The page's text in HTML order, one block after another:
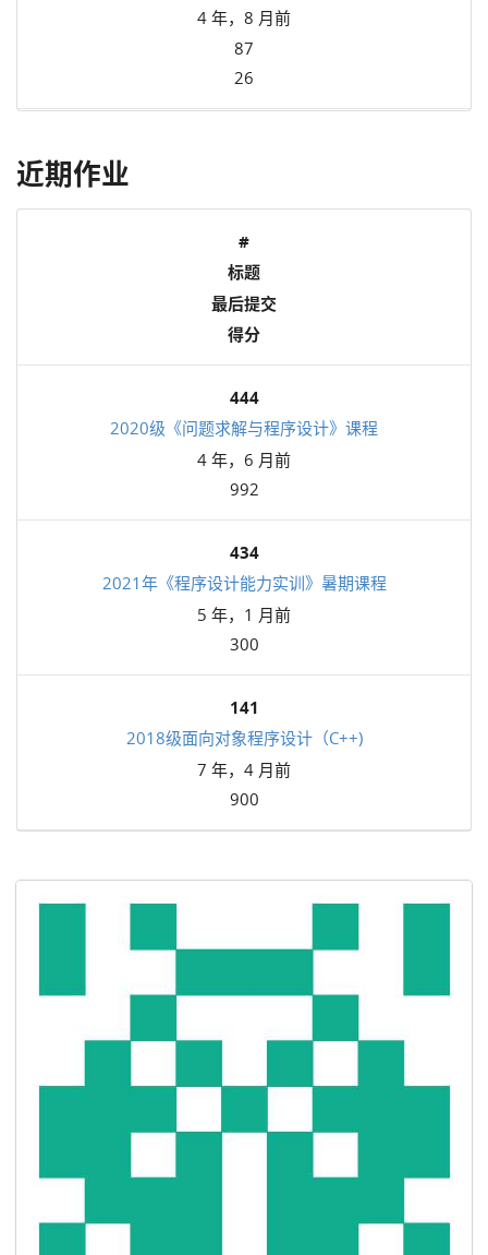
4 年，8 月前
87
26
近期作业
#
标题
最后提交
得分
444
2020级《问题求解与程序设计》课程
4 年，6 月前
992
434
2021年《程序设计能力实训》暑期课程
5 年，1 月前
300
141
2018级面向对象程序设计（C++)
7 年，4 月前
900